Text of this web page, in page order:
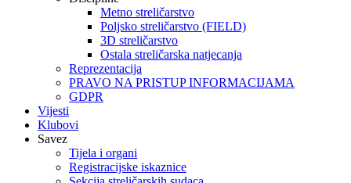
Metno streličarstvo
Poljsko streličarstvo (FIELD)
3D streličarstvo
Ostala streličarska natjecanja
Reprezentacija
PRAVO NA PRISTUP INFORMACIJAMA
GDPR
Vijesti
Klubovi
Savez
Tijela i organi
Registracijske iskaznice